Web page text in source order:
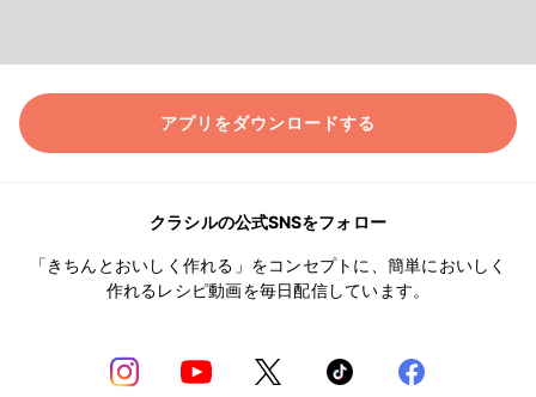
アプリをダウンロードする
クラシルの公式SNSをフォロー
「きちんとおいしく作れる」をコンセプトに、簡単においしく
作れるレシピ動画を毎日配信しています。